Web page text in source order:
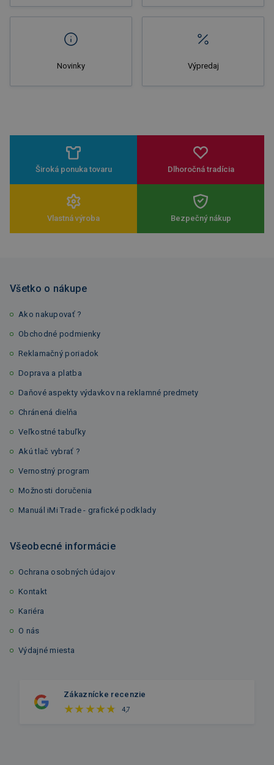
Novinky Výpredaj
Široká ponuka tovaru Dlhoročná tradícia
Vlastná výroba Bezpečný nákup
Všetko o nákupe
Ako nakupovať ?
Obchodné podmienky
Reklamačný poriadok
Doprava a platba
Daňové aspekty výdavkov na reklamné predmety
Chránená dielňa
Veľkostné tabuľky
Akú tlač vybrať ?
Vernostný program
Možnosti doručenia
Manuál iMi Trade - grafické podklady
Všeobecné informácie
Ochrana osobných údajov
Kontakt
Kariéra
O nás
Výdajné miesta
Zákaznícke recenzie
4,7